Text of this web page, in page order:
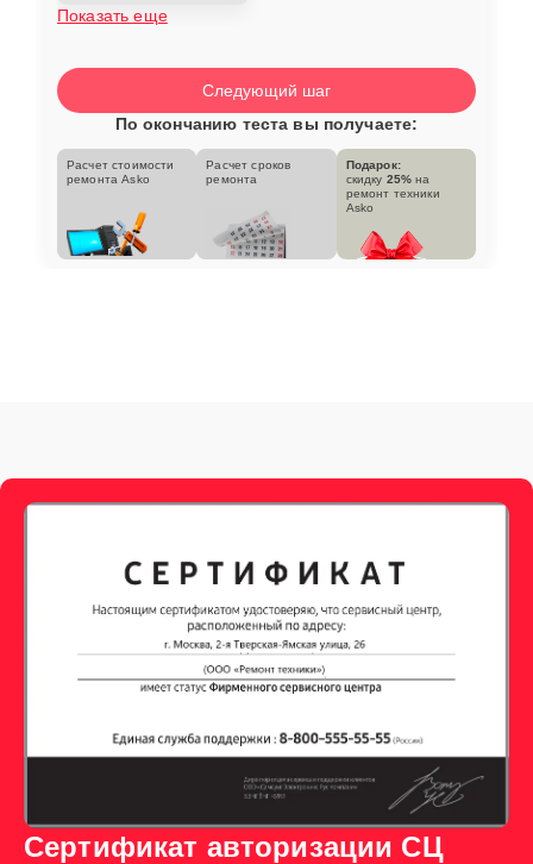
Показать еще
Следующий шаг
По окончанию теста вы получаете:
Расчет стоимости
ремонта Asko
Расчет сроков
ремонта
Подарок:
скидку 25% на
ремонт техники
Asko
Сертификат авторизации СЦ